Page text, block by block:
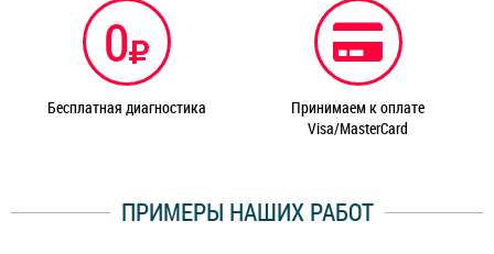
0
Бесплатная диагностика
Принимаем к оплате
Visa/MasterCard
ПРИМЕРЫ НАШИХ РАБОТ